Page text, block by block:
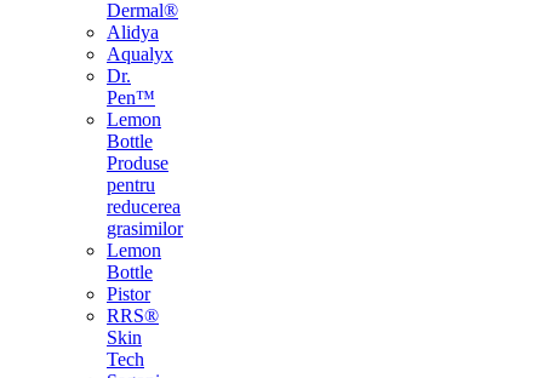
Dermal®
Alidya
Aqualyx
Dr.
Pen™
Lemon
Bottle
Produse
pentru
reducerea
grasimilor
Lemon
Bottle
Pistor
RRS®
Skin
Tech